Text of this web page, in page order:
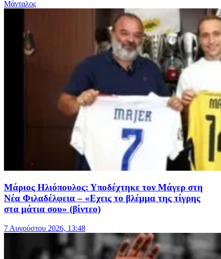
Μάνταλος
Μάριος Ηλιόπουλος: Υποδέχτηκε τον Μάγερ στη
Νέα Φιλαδέλφεια – «Εχεις το βλέμμα της τίγρης
στα μάτια σου» (βίντεο)
7 Αυγούστου 2026, 13:48